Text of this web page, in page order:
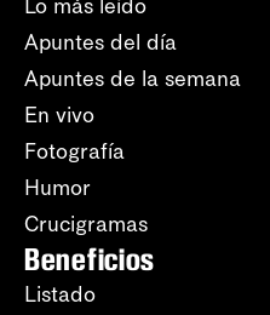
Lo más leído
Apuntes del día
Apuntes de la semana
En vivo
Fotografía
Humor
Crucigramas
Beneficios
Listado